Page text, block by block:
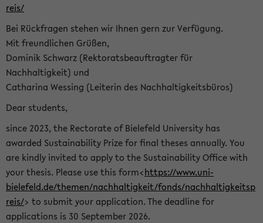
reis/
Bei Rückfragen stehen wir Ihnen gern zur Verfügung.
Mit freundlichen Grüßen,
Dominik Schwarz (Rektoratsbeauftragter für
Nachhaltigkeit) und
Catharina Wessing (Leiterin des Nachhaltigkeitsbüros)
Dear students,
since 2023, the Rectorate of Bielefeld University has
awarded Sustainability Prize for final theses annually. You
are kindly invited to apply to the Sustainability Office with
your thesis. Please use this form<https://www.uni-
bielefeld.de/themen/nachhaltigkeit/fonds/nachhaltigkeitsp
reis/> to submit your application. The deadline for
applications is 30 September 2026.